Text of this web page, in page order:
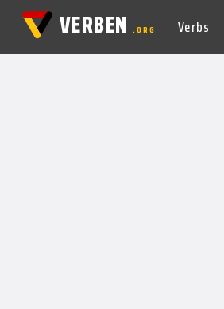
VERBEN.ORG Verbs